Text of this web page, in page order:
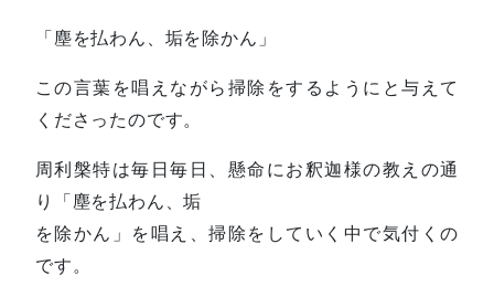
「塵を払わん、垢を除かん」
この言葉を唱えながら掃除をするようにと与えて
くださったのです。
周利槃特は毎日毎日、懸命にお釈迦様の教えの通
り「塵を払わん、垢
を除かん」を唱え、掃除をしていく中で気付くの
です。